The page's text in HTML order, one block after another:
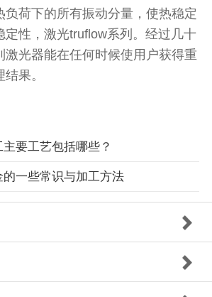
负荷下的所有振动分量，使热稳定
定性，激光truflow系列。经过几十
激光器能在任何时候使用户获得重
果。
要工艺包括哪些？
的一些常识与加工方法